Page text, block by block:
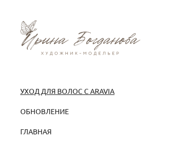
УХОД ДЛЯ ВОЛОС С ARAVIA
ОБНОВЛЕНИЕ
ГЛАВНАЯ